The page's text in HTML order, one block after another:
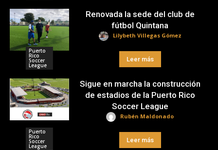
Puerto
Rico
Soccer
League
Renovada la sede del club de
fútbol Quintana
Lilybeth Villegas Gómez
Leer más
Puerto
Rico
Soccer
League
Sigue en marcha la construcción
de estadios de la Puerto Rico
Soccer League
Rubén Maldonado
Leer más